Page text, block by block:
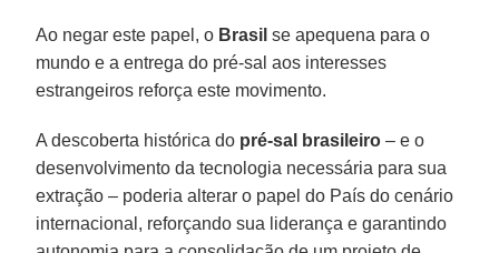
Ao negar este papel, o Brasil se apequena para o
mundo e a entrega do pré-sal aos interesses
estrangeiros reforça este movimento.
A descoberta histórica do pré-sal brasileiro – e o
desenvolvimento da tecnologia necessária para sua
extração – poderia alterar o papel do País do cenário
internacional, reforçando sua liderança e garantindo